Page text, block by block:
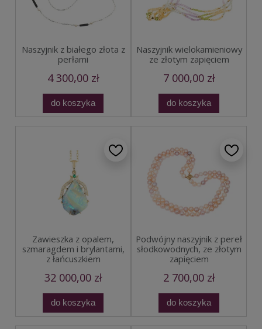
Naszyjnik z białego złota z
perłami
4 300,00 zł
do koszyka
Naszyjnik wielokamieniowy
ze złotym zapięciem
7 000,00 zł
do koszyka
Zawieszka z opalem,
szmaragdem i brylantami,
z łańcuszkiem
32 000,00 zł
do koszyka
Podwójny naszyjnik z pereł
słodkowodnych, ze złotym
zapięciem
2 700,00 zł
do koszyka